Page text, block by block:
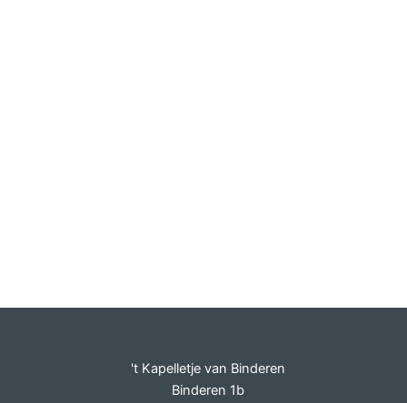
't Kapelletje van Binderen
Binderen 1b